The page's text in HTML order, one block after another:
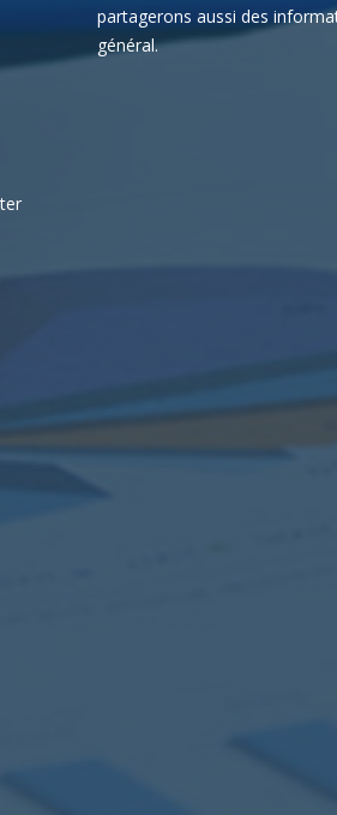
partagerons aussi des
général.